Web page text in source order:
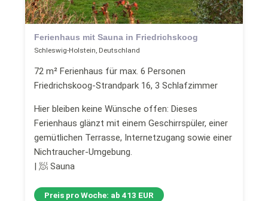
Ferienhaus mit Sauna in Friedrichskoog
Schleswig-Holstein, Deutschland
72 m² Ferienhaus für max. 6 Personen
Friedrichskoog-Strandpark 16, 3 Schlafzimmer
Hier bleiben keine Wünsche offen: Dieses
Ferienhaus glänzt mit einem Geschirrspüler, einer
gemütlichen Terrasse, Internetzugang sowie einer
Nichtraucher-Umgebung.
| 🧖 Sauna
Preis pro Woche: ab 413 EUR